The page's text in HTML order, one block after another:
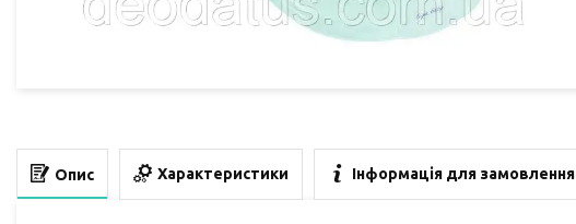
Опис Характеристики Інформація для замовлення